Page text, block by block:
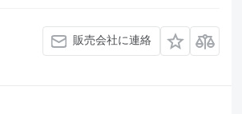
販売会社に連絡